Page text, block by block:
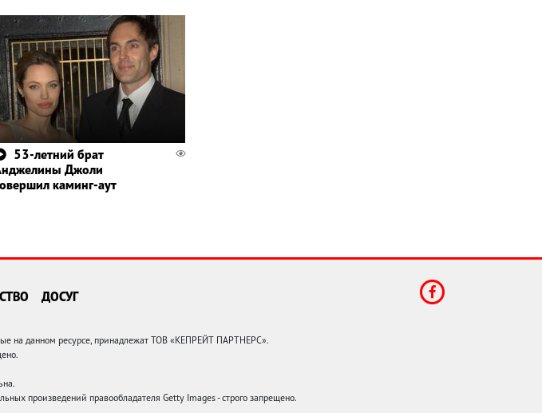
53-летний брат
Джоли
каминг-аут
ДОСУГ
на данном ресурсе, принадлежат ТОВ «КЕПРЕЙТ ПАРТНЕРС».
произведений правообладателя Getty Images - строго запрещено.